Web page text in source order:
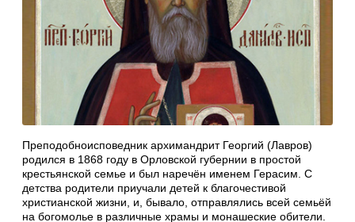
Преподобноисповедник архимандрит Георгий (Лавров)
родился в 1868 году в Орловской губернии в простой
крестьянской семье и был наречён именем Герасим. С
детства родители приучали детей к благочестивой
христианской жизни, и, бывало, отправлялись всей семьёй
на богомолье в различные храмы и монашеские обители.